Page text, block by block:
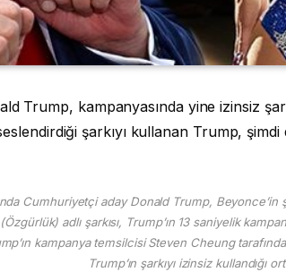
Trump, kampanyasında yine izinsiz
şarkıyı kullanan Trump,
Cumhuriyetçi aday Donald Trump, Beyonce’in
(Özgürlük) adlı şarkısı, Trump’ın 13 saniyelik
kampanya temsilcisi Steven Cheung
Trump’ın şarkıyı izinsiz kullandığı